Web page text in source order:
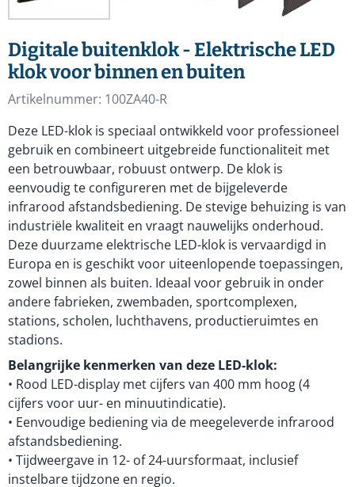
Digitale buitenklok - Elektrische LED
klok voor binnen en buiten
Artikelnummer: 100ZA40-R
Deze LED-klok is speciaal ontwikkeld voor professioneel
gebruik en combineert uitgebreide functionaliteit met
een betrouwbaar, robuust ontwerp. De klok is
eenvoudig te configureren met de bijgeleverde
infrarood afstandsbediening. De stevige behuizing is van
industriële kwaliteit en vraagt nauwelijks onderhoud.
Deze duurzame elektrische LED-klok is vervaardigd in
Europa en is geschikt voor uiteenlopende toepassingen,
zowel binnen als buiten. Ideaal voor gebruik in onder
andere fabrieken, zwembaden, sportcomplexen,
stations, scholen, luchthavens, productieruimtes en
stadions.
Belangrijke kenmerken van deze LED-klok:
• Rood LED-display met cijfers van 400 mm hoog (4
cijfers voor uur- en minuutindicatie).
• Eenvoudige bediening via de meegeleverde infrarood
afstandsbediening.
• Tijdweergave in 12- of 24-uursformaat, inclusief
instelbare tijdzone en regio.